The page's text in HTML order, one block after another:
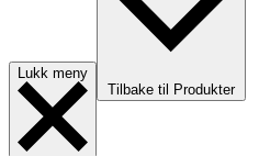
Lukk meny
Tilbake til Produkter